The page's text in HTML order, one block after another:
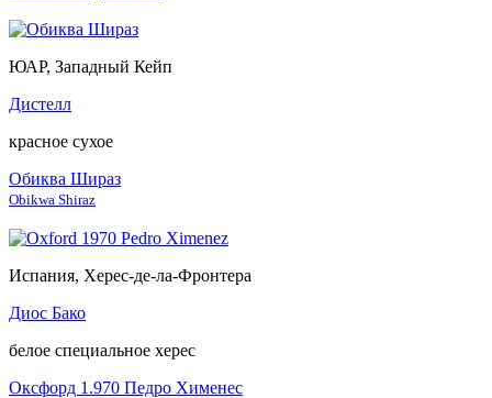
ЮАР, Западный Кейп
Дистелл
красное сухое
Обиква Шираз
Obikwa Shiraz
Испания, Херес-де-ла-Фронтера
Диос Бако
белое специальное херес
Оксфорд 1.970 Педро Хименес